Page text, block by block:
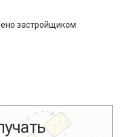
застройщиком